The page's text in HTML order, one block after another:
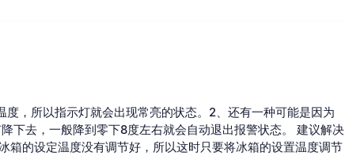
，所以指示灯就会出现常亮的状态。2、还有一种可能是因为
下去，一般降到零下8度左右就会自动退出报警状态。 建议解决
箱的设定温度没有调节好，所以这时只要将冰箱的设置温度调节